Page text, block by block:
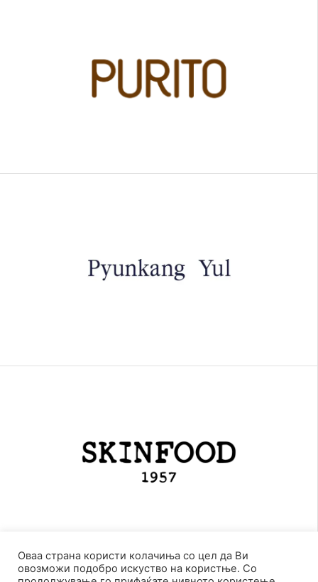
Оваа страна користи колачиња со цел да Ви
овозможи подобро искуство на користње. Со